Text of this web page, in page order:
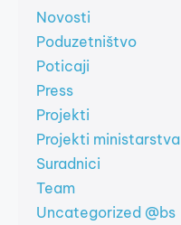
Novosti
Poduzetništvo
Poticaji
Press
Projekti
Projekti ministarstva
Suradnici
Team
Uncategorized @bs